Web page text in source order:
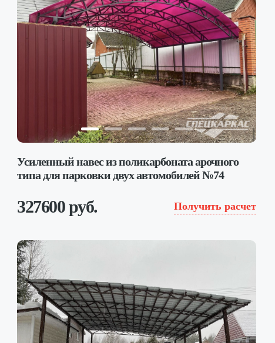
Усиленный навес из поликарбоната арочного
типа для парковки двух автомобилей №74
327600 руб. Получить расчет